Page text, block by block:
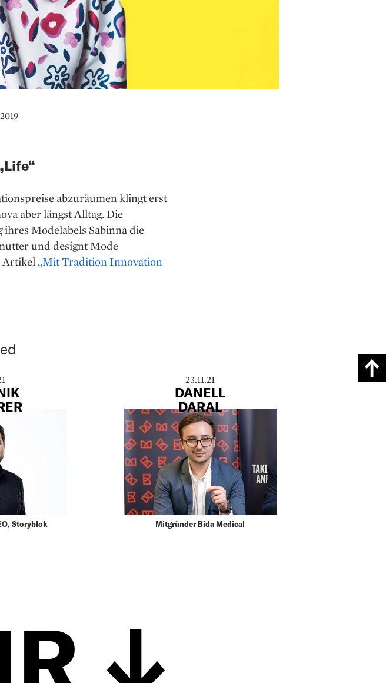
abzuräumen klingt erst
aber längst Alltag. Die
Modelabels Sabinna die
und designt Mode
Artikel „Mit Tradition Innovation
Storyblok
23.11.21
DANELL
DARAL
Mitgründer Bida Medical